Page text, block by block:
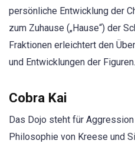
persönliche Entwicklung der
zum Zuhause („Hause“) der
Fraktionen erleichtert den
und Entwicklungen der Figuren.
Cobra Kai
Das Dojo steht für
Philosophie von Kreese und